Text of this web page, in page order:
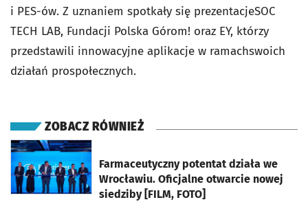
i PES-ów. Z uznaniem spotkały się prezentacjeSOC
TECH LAB, Fundacji Polska Górom! oraz EY, którzy
przedstawili innowacyjne aplikacje w ramachswoich
działań prospołecznych.
ZOBACZ RÓWNIEŻ
Farmaceutyczny potentat działa we
Wrocławiu. Oficjalne otwarcie nowej
siedziby [FILM, FOTO]
otworzy się w nowej karcie